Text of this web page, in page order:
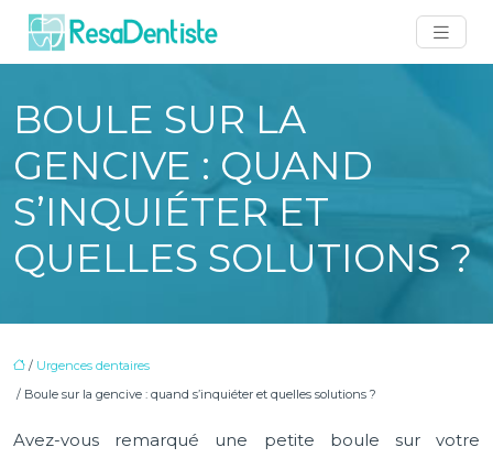
BOULE SUR LA
GENCIVE : QUAND
S’INQUIÉTER ET
QUELLES SOLUTIONS ?
/ Urgences dentaires
/ Boule sur la gencive : quand s’inquiéter et quelles solutions ?
Avez-vous remarqué une petite boule sur votre